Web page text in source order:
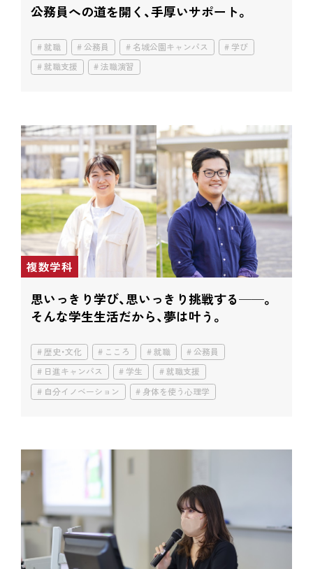
公務員への道を開く、手厚いサポート。
就職 公務員 名城公園キャンパス
学び
就職支援
法職演習
複数学科
思いっきり学び、思いっきり挑戦する──。
そんな学生生活だから、夢は叶う。
歴史・文化 こころ 就職
公務員
日進キャンパス
学生
就職支援
自分イノベーション
身体を使う心理学